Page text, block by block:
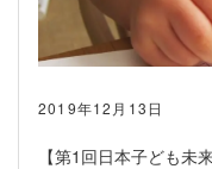
2019年12月13日
【第1回日本子ども未